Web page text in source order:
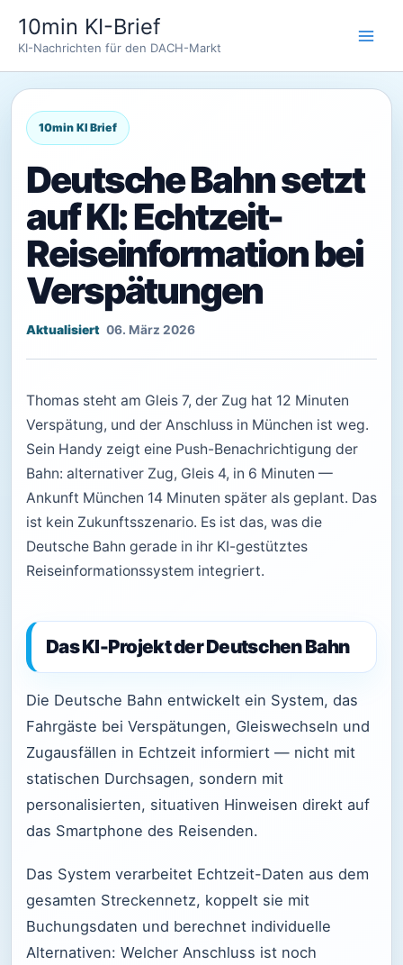
Inhalt
springen
10min KI-Brief
KI-Nachrichten für den DACH-Markt
Deutsche Bahn setzt
auf KI: Echtzeit-
Reiseinformation bei
Verspätungen
06. März 2026
Thomas steht am Gleis 7, der Zug hat 12 Minuten
Verspätung, und der Anschluss in München ist weg.
Sein Handy zeigt eine Push-Benachrichtigung der
Bahn: alternativer Zug, Gleis 4, in 6 Minuten —
Ankunft München 14 Minuten später als geplant. Das
ist kein Zukunftsszenario. Es ist das, was die
Deutsche Bahn gerade in ihr KI-gestütztes
Reiseinformationssystem integriert.
Das KI-Projekt der Deutschen Bahn
Die Deutsche Bahn entwickelt ein System, das
Fahrgäste bei Verspätungen, Gleiswechseln und
Zugausfällen in Echtzeit informiert — nicht mit
statischen Durchsagen, sondern mit
personalisierten, situativen Hinweisen direkt auf
das Smartphone des Reisenden.
Das System verarbeitet Echtzeit-Daten aus dem
gesamten Streckennetz, koppelt sie mit
Buchungsdaten und berechnet individuelle
Alternativen: Welcher Anschluss ist noch